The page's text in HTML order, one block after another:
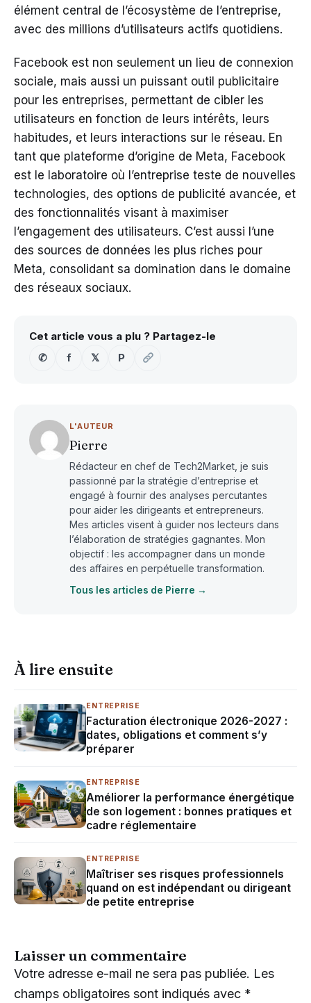
élément central de l’écosystème de l’entreprise,
avec des millions d’utilisateurs actifs quotidiens.
Facebook est non seulement un lieu de connexion
sociale, mais aussi un puissant outil publicitaire
pour les entreprises, permettant de cibler les
utilisateurs en fonction de leurs intérêts, leurs
habitudes, et leurs interactions sur le réseau. En
tant que plateforme d’origine de Meta, Facebook
est le laboratoire où l’entreprise teste de nouvelles
technologies, des options de publicité avancée, et
des fonctionnalités visant à maximiser
l’engagement des utilisateurs. C’est aussi l’une
des sources de données les plus riches pour
Meta, consolidant sa domination dans le domaine
des réseaux sociaux.
Cet article vous a plu ? Partagez-le
✆
f 𝕏 P
L'AUTEUR
Pierre
Rédacteur en chef de Tech2Market, je suis
passionné par la stratégie d’entreprise et
engagé à fournir des analyses percutantes
pour aider les dirigeants et entrepreneurs.
Mes articles visent à guider nos lecteurs dans
l’élaboration de stratégies gagnantes. Mon
objectif : les accompagner dans un monde
des affaires en perpétuelle transformation.
Tous les articles de Pierre →
À lire ensuite
ENTREPRISE
Facturation électronique 2026-2027 :
dates, obligations et comment s’y
préparer
ENTREPRISE
Améliorer la performance énergétique
de son logement : bonnes pratiques et
cadre réglementaire
ENTREPRISE
Maîtriser ses risques professionnels
quand on est indépendant ou dirigeant
de petite entreprise
Laisser un commentaire
Votre adresse e-mail ne sera pas publiée. Les
champs obligatoires sont indiqués avec *